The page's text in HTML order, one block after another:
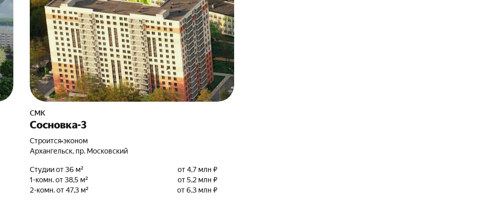
СМК
Сосновка-3
Строится•эконом
Архангельск, пр. Московский
Студии от 36 м²
от 4,7 млн ₽
1-комн. от 38,5 м²
от 5,2 млн ₽
2-комн. от 47,3 м²
от 6,3 млн ₽